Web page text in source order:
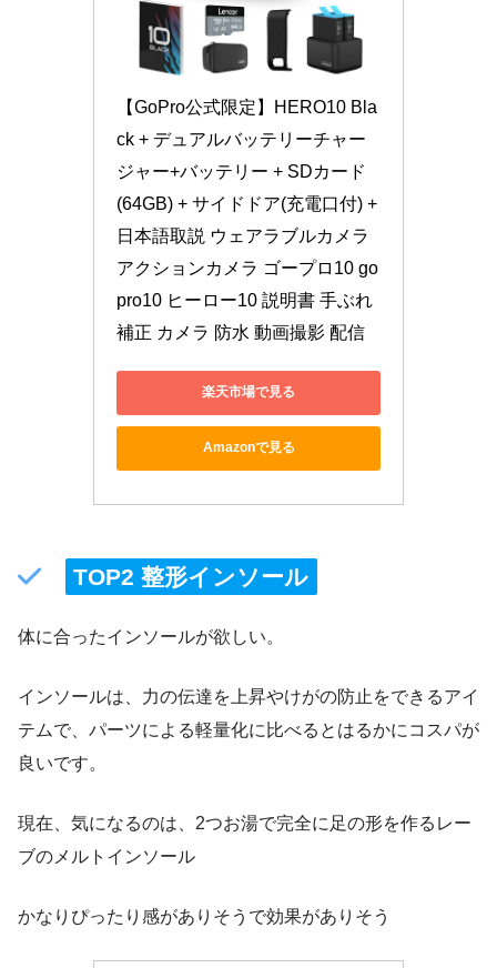
【GoPro公式限定】HERO10 Bla
ck + デュアルバッテリーチャー
ジャー+バッテリー + SDカード
(64GB) + サイドドア(充電口付) +
日本語取説 ウェアラブルカメラ
アクションカメラ ゴープロ10 go
pro10 ヒーロー10 説明書 手ぶれ
補正 カメラ 防水 動画撮影 配信
楽天市場で見る
Amazonで見る
TOP2 整形インソール
体に合ったインソールが欲しい。
インソールは、力の伝達を上昇やけがの防止をできるアイ
テムで、パーツによる軽量化に比べるとはるかにコスパが
良いです。
現在、気になるのは、2つお湯で完全に足の形を作るレー
ブのメルトインソール
かなりぴったり感がありそうで効果がありそう